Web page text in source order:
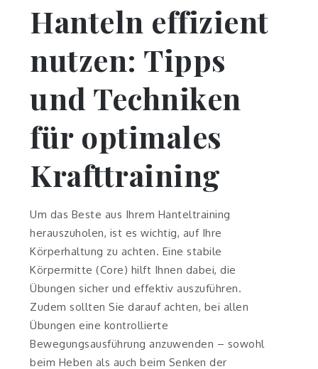
Hanteln effizient
nutzen: Tipps
und Techniken
für optimales
Krafttraining
Um das Beste aus Ihrem Hanteltraining
herauszuholen, ist es wichtig, auf Ihre
Körperhaltung zu achten. Eine stabile
Körpermitte (Core) hilft Ihnen dabei, die
Übungen sicher und effektiv auszuführen.
Zudem sollten Sie darauf achten, bei allen
Übungen eine kontrollierte
Bewegungsausführung anzuwenden – sowohl
beim Heben als auch beim Senken der